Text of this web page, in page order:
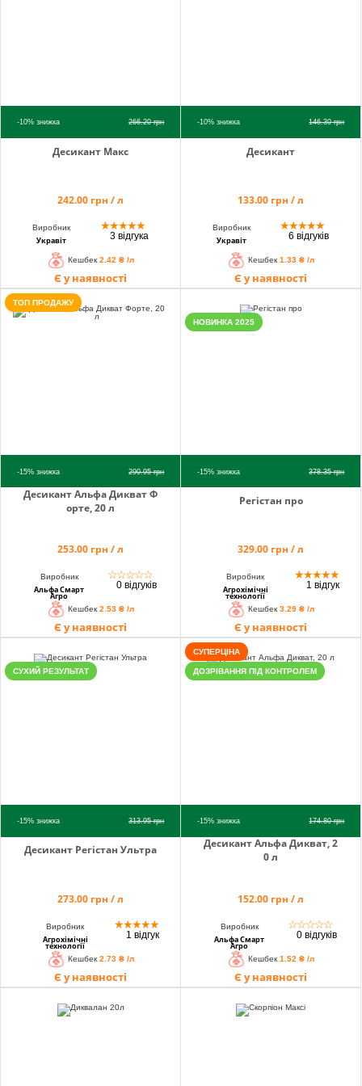
-10%знижка 266.20грн
Десикант Макс
242.00 грн / л
Виробник
Укравіт
★★★★★
3 відгука
Кешбек 2.42 ₴ /л
Є у наявності
-10%знижка 146.30грн
Десикант
133.00 грн / л
Виробник
Укравіт
★★★★★
6 відгуків
Кешбек 1.33 ₴ /л
Є у наявності
ТОП ПРОДАЖУ
-15%знижка 290.95грн
Десикант Альфа Дикват Ф
орте, 20 л
253.00 грн / л
Виробник
Альфа Смарт
Агро
☆☆☆☆☆
0 відгуків
Кешбек 2.53 ₴ /л
Є у наявності
НОВИНКА 2025
-15%знижка 378.35грн
Регістан про
329.00 грн / л
Виробник
Агрохімічні
технології
★★★★★
1 відгук
Кешбек 3.29 ₴ /л
Є у наявності
СУХИЙ РЕЗУЛЬТАТ
-15%знижка 313.95грн
Десикант Регістан Ультра
273.00 грн / л
Виробник
Агрохімічні
технології
★★★★★
1 відгук
Кешбек 2.73 ₴ /л
Є у наявності
СУПЕРЦІНА
ДОЗРІВАННЯ ПІД КОНТРОЛЕМ
-15%знижка 174.80грн
Десикант Альфа Дикват, 2
0 л
152.00 грн / л
Виробник
Альфа Смарт
Агро
☆☆☆☆☆
0 відгуків
Кешбек 1.52 ₴ /л
Є у наявності